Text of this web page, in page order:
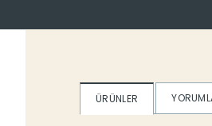
ÜRÜNLER